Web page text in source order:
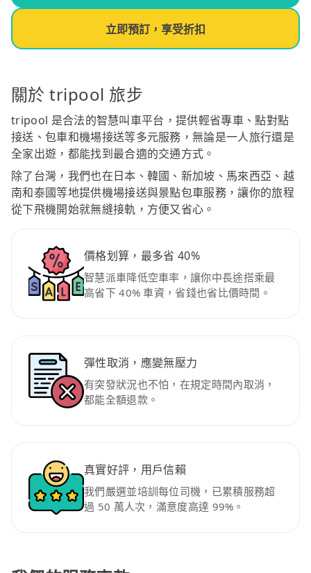
立即預訂，享受折扣
關於 tripool 旅步
tripool 是合法的智慧叫車平台，提供輕省專車、點對點
接送、包車和機場接送等多元服務，無論是一人旅行還是
全家出遊，都能找到最合適的交通方式。
除了台灣，我們也在日本、韓國、新加坡、馬來西亞、越
南和泰國等地提供機場接送與景點包車服務，讓你的旅程
從下飛機開始就無縫接軌，方便又省心。
價格划算，最多省 40%
智慧派車降低空車率，讓你中長途搭乘最
高省下 40% 車資，省錢也省比價時間。
彈性取消，應變無壓力
有突發狀況也不怕，在規定時間內取消，
都能全額退款。
真實好評，用戶信賴
我們嚴選並培訓每位司機，已累積服務超
過 50 萬人次，滿意度高達 99%。